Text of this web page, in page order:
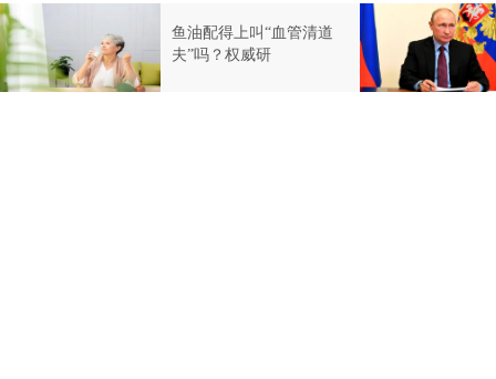
鱼油配得上叫“血管清道
夫”吗？权威研